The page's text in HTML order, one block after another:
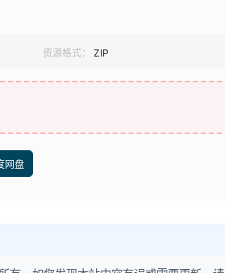
资源格式： ZIP
网盘